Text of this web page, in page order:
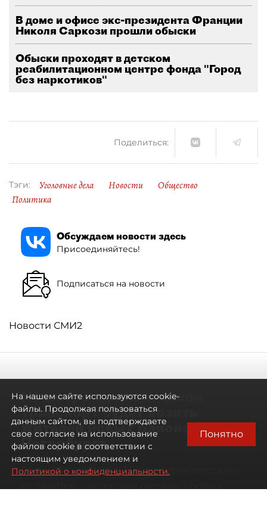
В доме и офисе экс-президента Франции
Николя Саркози прошли обыски
Обыски проходят в детском
реабилитационном центре фонда "Город
без наркотиков"
Поделиться:
Тэги: Уголовные дела Новости
Общество
Политика
Обсуждаем новости здесь
Присоединяйтесь!
Подписаться на новости
Новости СМИ2
Не метро единым: какой
транспорт будет возить
жителей новых районов
Петербурга
Развитие метро в Петербурге отстало
от темпов застройки окраин города
На нашем сайте используются cookie-
файлы. Продолжая пользоваться
данным сайтом, вы подтверждаете
свое согласие на использование
файлов cookie в соответствии с
настоящим уведомлением и
Политикой о конфиденциальности.
Понятно